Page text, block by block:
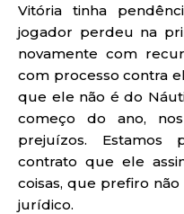
Vitória tinha
jogador perdeu na
novamente com
com processo contra
que ele não é do
começo do ano,
prejuízos. Estamos
contrato que ele
coisas, que prefiro
jurídico.